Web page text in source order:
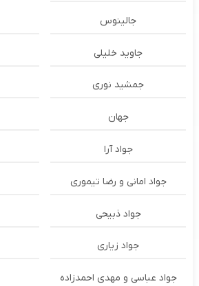
جالینوس
جاوید خلیلی
جمشید نوری
جهان
جواد آرا
جواد امانی و رضا تیموری
جواد ذبیحی
جواد زیاری
جواد عباسی و مهدی احمدزاده